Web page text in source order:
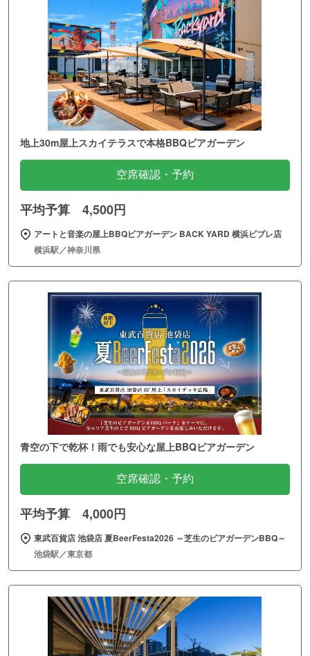
地上30m屋上スカイテラスで本格BBQビアガーデン
空席確認・予約
平均予算 4,500円
アートと音楽の屋上BBQビアガーデン BACK YARD 横浜ビブレ店
横浜駅／神奈川県
青空の下で乾杯！雨でも安心な屋上BBQビアガーデン
空席確認・予約
平均予算 4,000円
東武百貨店 池袋店 夏BeerFesta2026 ～芝生のビアガーデンBBQ～
池袋駅／東京都